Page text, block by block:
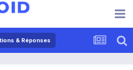
& Réponses